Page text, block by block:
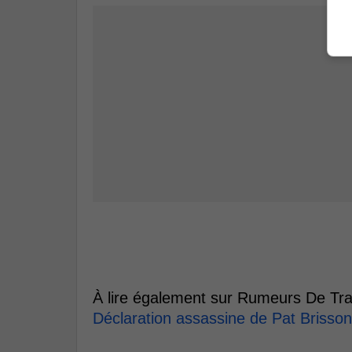
À lire également sur Rumeurs De
Déclaration assassine de Pat